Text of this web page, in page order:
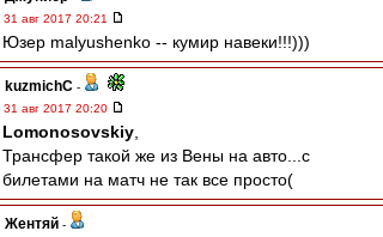
31 авг 2017 20:21
Юзер malyushenko -- кумир навеки!!!)))
kuzmichC -
31 авг 2017 20:20
Lomonosovskiy
Трансфер такой же из Вены на авто...с
билетами на матч не так все просто(
Жентяй -